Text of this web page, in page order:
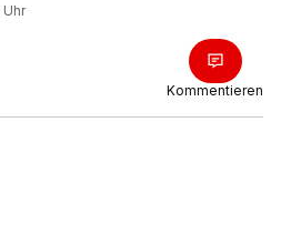
Uhr
Kommentieren